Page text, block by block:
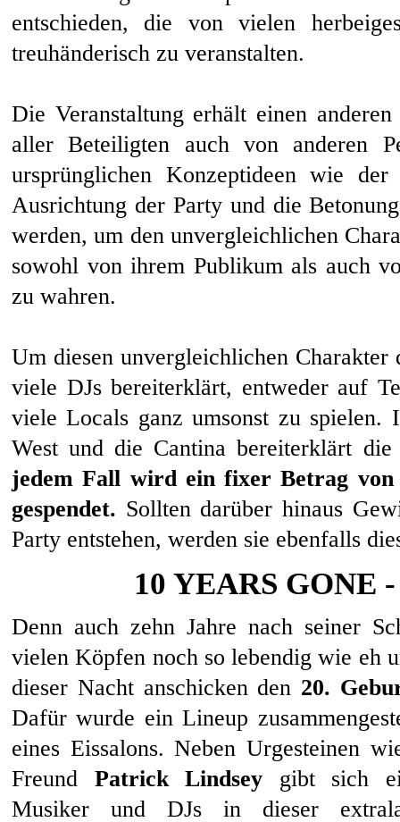
entschieden, die von vielen
treuhänderisch zu veranstalten.
Die Veranstaltung erhält einen
aller Beteiligten auch von anderen
ursprünglichen Konzeptideen wie
Ausrichtung der Party und die
werden, um den unvergleichlichen
sowohl von ihrem Publikum als auch
zu wahren.
Um diesen unvergleichlichen Charakter
viele DJs bereiterklärt, entweder auf
viele Locals ganz umsonst zu spielen.
West und die Cantina bereiterklärt
jedem Fall wird ein fixer Betrag
gespendet. Sollten darüber hinaus
Party entstehen, werden sie ebenfalls
10 YEARS GONE
Denn auch zehn Jahre nach seiner
vielen Köpfen noch so lebendig wie eh
dieser Nacht anschicken den 20.
Dafür wurde ein Lineup
eines Eissalons. Neben Urgesteinen
Freund Patrick Lindsey gibt sich
Musiker und DJs in dieser